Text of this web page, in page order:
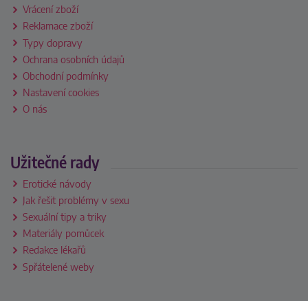
Vrácení zboží
Reklamace zboží
Typy dopravy
Ochrana osobních údajů
Obchodní podmínky
Nastavení cookies
O nás
Užitečné rady
Erotické návody
Jak řešit problémy v sexu
Sexuální tipy a triky
Materiály pomůcek
Redakce lékařů
Spřátelené weby